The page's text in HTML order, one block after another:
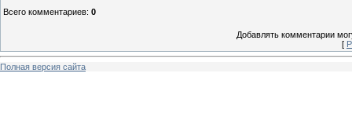
Всего комментариев: 0
Добавлять комментарии
[
Полная версия сайта